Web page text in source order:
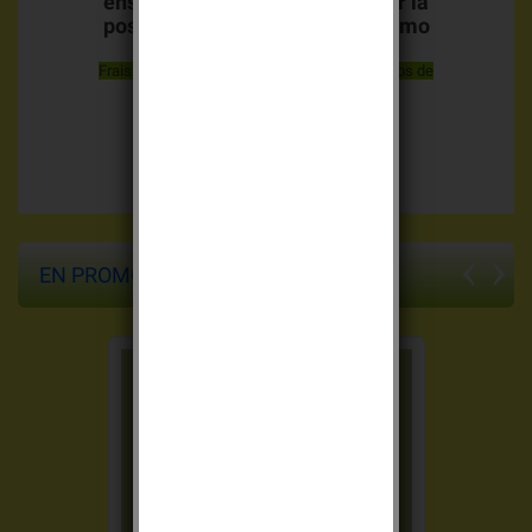
poste en lettre suivie ou
colissimo
Frais de livraison offerts à partir de 69.00 euros de
EN PROMO